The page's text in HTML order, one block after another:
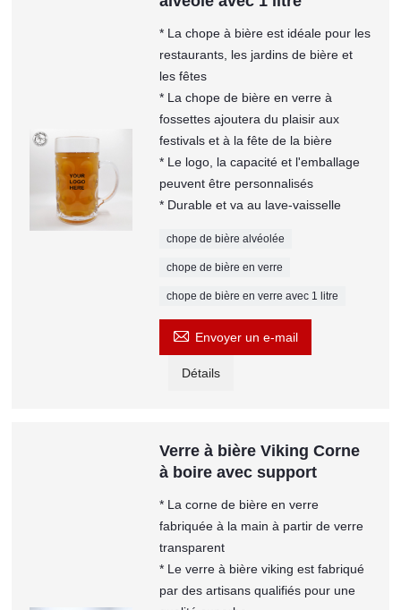
* La chope à bière est idéale pour les
restaurants, les jardins de bière et
les fêtes
* La chope de bière en verre à
fossettes ajoutera du plaisir aux
festivals et à la fête de la bière
* Le logo, la capacité et l'emballage
peuvent être personnalisés
* Durable et va au lave-vaisselle
chope de bière alvéolée
chope de bière en verre
chope de bière en verre avec 1 litre
 Envoyer un e-mail
Détails
Verre à bière Viking Corne
à boire avec support
* La corne de bière en verre
fabriquée à la main à partir de verre
transparent
* Le verre à bière viking est fabriqué
par des artisans qualifiés pour une